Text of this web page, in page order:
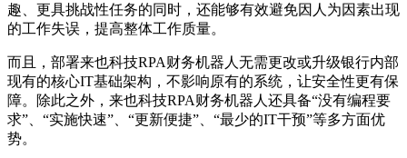
趣、更具挑战性任务的同时，还能够有效避免因人为因素出现
的工作失误，提高整体工作质量。
而且，部署来也科技RPA财务机器人无需更改或升级银行内部
现有的核心IT基础架构，不影响原有的系统，让安全性更有保
障。除此之外，来也科技RPA财务机器人还具备“没有编程要
求”、“实施快速”、“更新便捷”、“最少的IT干预”等多方面优
势。